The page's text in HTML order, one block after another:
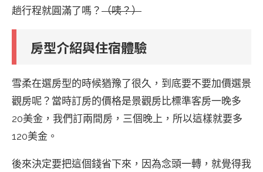
趟行程就圓滿了嗎？ （咦？）
房型介紹與住宿體驗
雪柔在選房型的時候猶豫了很久，到底要不要加價選景
觀房呢？當時訂房的價格是景觀房比標準客房一晚多
20美金，我們訂兩間房，三個晚上，所以這樣就要多
120美金。
後來決定要把這個錢省下來，因為念頭一轉，就覺得我